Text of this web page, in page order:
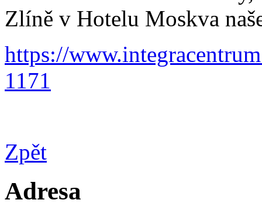
Zlíně v Hotelu Moskva
https://
1171
Zpět
Adresa